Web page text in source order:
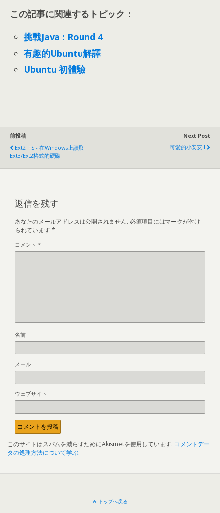
この記事に関連するトピック：
挑戰Java : Round 4
有趣的Ubuntu解譯
Ubuntu 初體驗
前投稿
Ext2 IFS - 在Windows上讀取
Ext3/Ext2格式的硬碟
Next Post
可愛的小安安II
返信を残す
あなたのメールアドレスは公開されません. 必須項目にはマークが付け
られています *
コメント *
名前
メール
ウェブサイト
このサイトはスパムを減らすためにAkismetを使用しています. コメントデー
タの処理方法について学ぶ.
トップへ戻る